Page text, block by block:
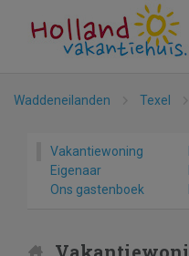
Waddeneilanden Texel
Vakantiewoning
Eigenaar
Ons gastenboek